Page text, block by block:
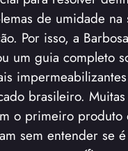
de umidade na
Por isso, a
um guia completo
brasileiro. Muitas
o primeiro produto
sem entender se